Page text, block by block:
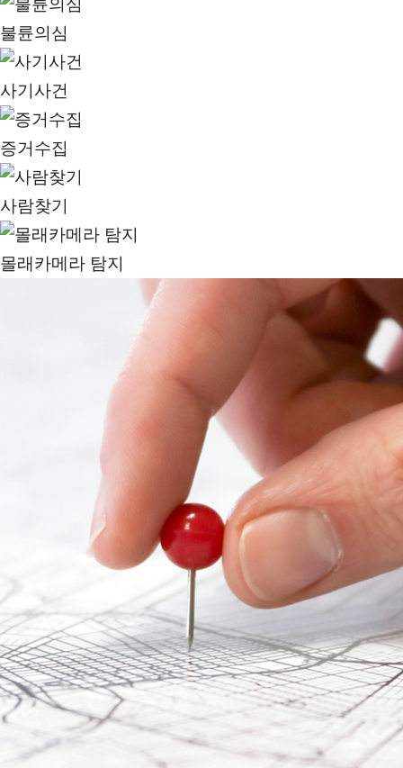
불륜의심
사기사건
증거수집
사람찾기
몰래카메라 탐지